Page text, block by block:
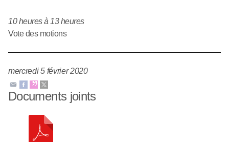
10 heures à 13 heures
Vote des motions
mercredi 5 février 2020
Documents joints